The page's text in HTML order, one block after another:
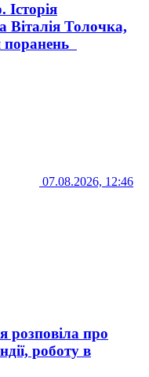
Віталія Толочка,
поранень
07.08.2026, 12:46
розповіла про
роботу в